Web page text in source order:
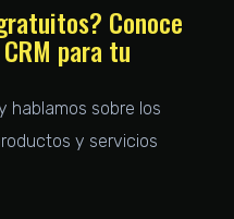
Conoce
para tu
hablamos sobre los
y servicios